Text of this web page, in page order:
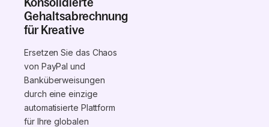
Gehaltsabrechnung
für Kreative
Ersetzen Sie das Chaos
von PayPal und
Banküberweisungen
durch eine einzige
automatisierte Plattform
für Ihre globalen